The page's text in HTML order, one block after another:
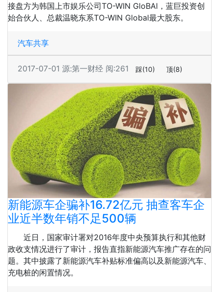
接盘方为韩国上市娱乐公司TO-WIN GloBAl，蓝巨投资创
始合伙人、总裁温晓东系TO-WIN Global最大股东。
汽车共享
2017-07-01 源:第一财经 阅:261 踩(10) 顶(8)
新能源车企骗补16.72亿元 抽查客车企
业近半数年销不足500辆
近日，国家审计署对2016年度中央预算执行和其他财
政收支情况进行了审计，报告直指新能源汽车推广存在的问
题。其中披露了新能源汽车补贴标准偏高以及新能源汽车、
充电桩的闲置情况。